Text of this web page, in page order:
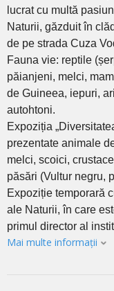
lucrat cu multă
Naturii, găzduit în
de pe strada Cuza
Fauna vie: reptile
păianjeni, melci,
de Guineea, iepuri,
autohtoni.
Expoziția
prezentate animale
melci, scoici,
păsări (Vultur negru,
Expoziție temporară
ale Naturii, în care
primul director al
Mai multe informații